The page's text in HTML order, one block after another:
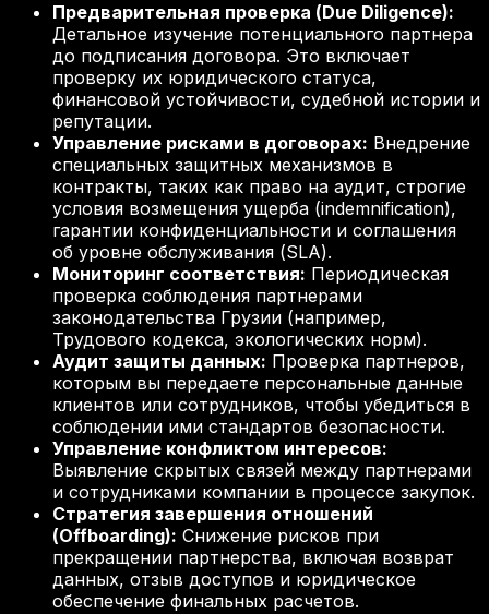
Предварительная проверка (Due Diligence):
Детальное изучение потенциального партнера
до подписания договора. Это включает
проверку их юридического статуса,
финансовой устойчивости, судебной истории и
репутации.
Управление рисками в договорах: Внедрение
специальных защитных механизмов в
контракты, таких как право на аудит, строгие
условия возмещения ущерба (indemnification),
гарантии конфиденциальности и соглашения
об уровне обслуживания (SLA).
Мониторинг соответствия: Периодическая
проверка соблюдения партнерами
законодательства Грузии (например,
Трудового кодекса, экологических норм).
Аудит защиты данных: Проверка партнеров,
которым вы передаете персональные данные
клиентов или сотрудников, чтобы убедиться в
соблюдении ими стандартов безопасности.
Управление конфликтом интересов:
Выявление скрытых связей между партнерами
и сотрудниками компании в процессе закупок.
Стратегия завершения отношений
(Offboarding): Снижение рисков при
прекращении партнерства, включая возврат
данных, отзыв доступов и юридическое
обеспечение финальных расчетов.